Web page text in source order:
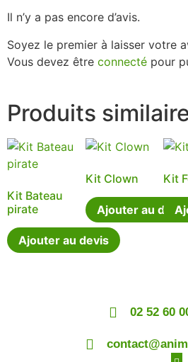
Il n’y a pas encore d’avis.
Soyez le premier à laisser votre
Vous devez être connecté pour
Produits
Kit Bateau
pirate
Ajouter au devis
Kit Clown
Ajouter au devis
Kit
02 52 60